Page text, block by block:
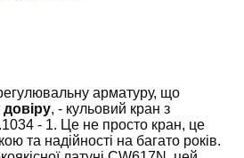
арматуру, що
, - кульовий кран з
- 1. Це не просто кран, це
та надійності на багато років.